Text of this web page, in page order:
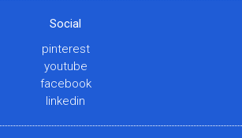
Social
pinterest
youtube
facebook
linkedin